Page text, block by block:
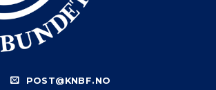
POST@KNBF.NO